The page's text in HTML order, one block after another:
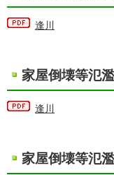
逢川
家屋倒壊等氾
逢川
家屋倒壊等氾